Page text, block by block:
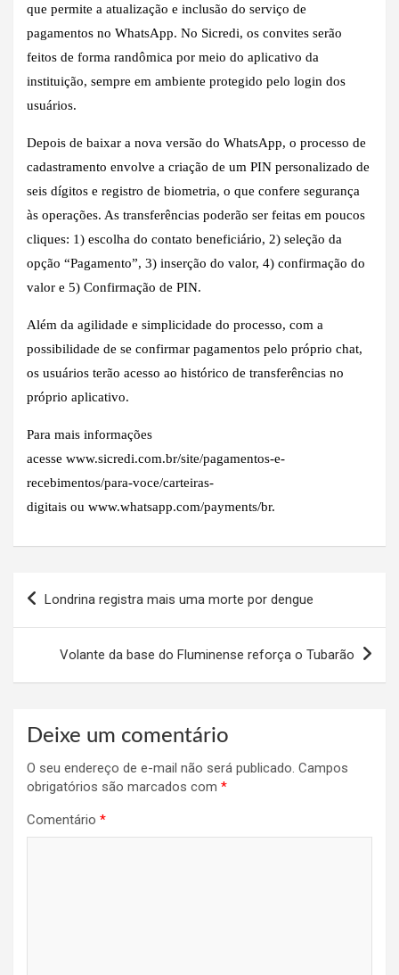
que permite a atualização e inclusão do serviço de
pagamentos no WhatsApp. No Sicredi, os convites serão
feitos de forma randômica por meio do aplicativo da
instituição, sempre em ambiente protegido pelo login dos
usuários.
Depois de baixar a nova versão do WhatsApp, o processo de
cadastramento envolve a criação de um PIN personalizado de
seis dígitos e registro de biometria, o que confere segurança
às operações. As transferências poderão ser feitas em poucos
cliques: 1) escolha do contato beneficiário, 2) seleção da
opção “Pagamento”, 3) inserção do valor, 4) confirmação do
valor e 5) Confirmação de PIN.
Além da agilidade e simplicidade do processo, com a
possibilidade de se confirmar pagamentos pelo próprio chat,
os usuários terão acesso ao histórico de transferências no
próprio aplicativo.
Para mais informações
acesse www.sicredi.com.br/site/pagamentos-e-
recebimentos/para-voce/carteiras-
digitais ou www.whatsapp.com/payments/br.
Londrina registra mais uma morte por dengue
Volante da base do Fluminense reforça o Tubarão
Deixe um comentário
O seu endereço de e-mail não será publicado. Campos
obrigatórios são marcados com *
Comentário *